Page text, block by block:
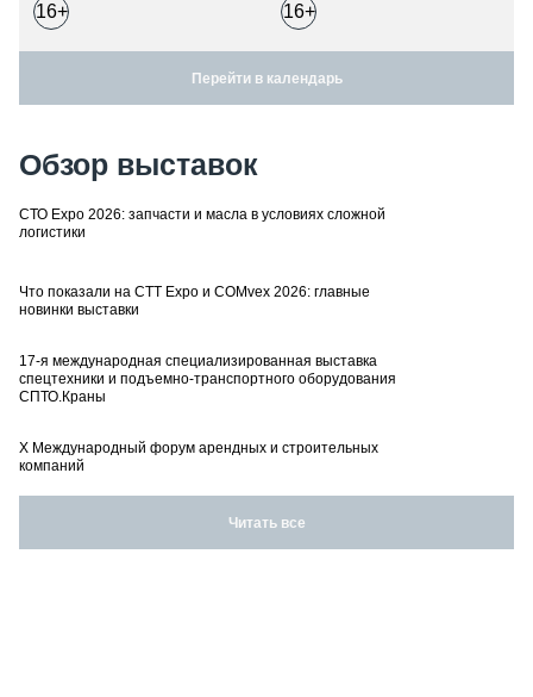
16+ 16+
Перейти в календарь
Обзор выставок
СТО Expo 2026: запчасти и масла в условиях сложной
логистики
Что показали на CTT Expo и COMvex 2026: главные
новинки выставки
17-я международная специализированная выставка
спецтехники и подъемно-транспортного оборудования
СПТО.Краны
X Международный форум арендных и строительных
компаний
Читать все